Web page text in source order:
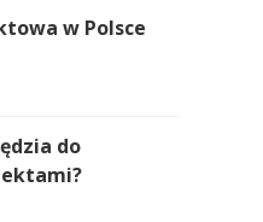
w Polsce
do